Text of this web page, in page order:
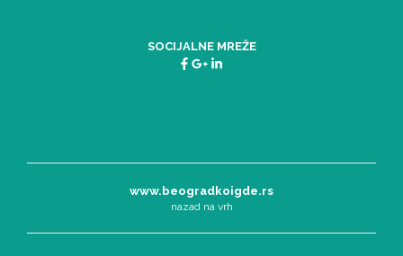
SOCIJALNE MREŽE
www.beogradkoigde.rs
nazad na vrh